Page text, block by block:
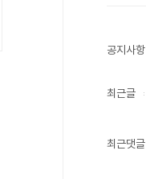
공지사항
최근글
최근댓글